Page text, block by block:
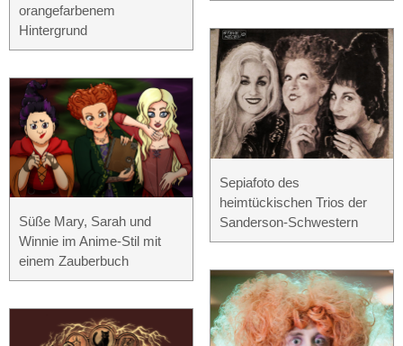
orangefarbenem
Hintergrund
Süße Mary, Sarah und
Winnie im Anime-Stil mit
einem Zauberbuch
Sepiafoto des
heimtückischen Trios der
Sanderson-Schwestern